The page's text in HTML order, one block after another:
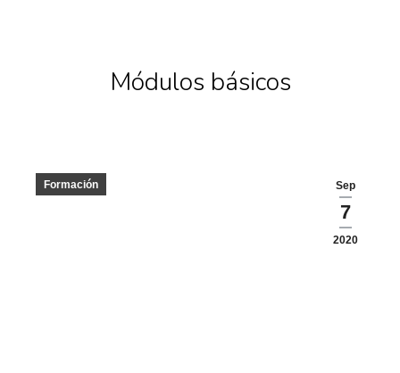
Módulos básicos
Sep
7
2020
Formación